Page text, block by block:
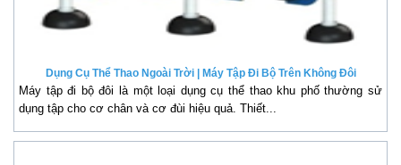
Dụng Cụ Thể Thao Ngoài Trời | Máy Tập Đi Bộ Trên Không Đôi
Máy tập đi bộ đôi là một loại dụng cụ thể thao khu phố thường sử
dụng tập cho cơ chân và cơ đùi hiệu quả. Thiết...